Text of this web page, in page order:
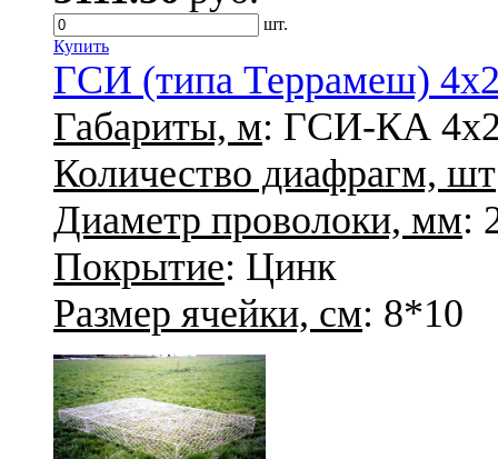
шт.
Купить
ГСИ (типа Террамеш)
Габариты, м: ГСИ-КА
Количество диафрагм, шт
Диаметр проволоки, мм:
Покрытие: Цинк
Размер ячейки, см: 8*10